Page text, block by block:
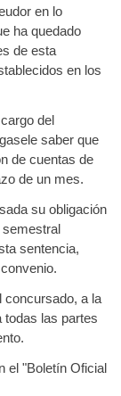
en lo
ha quedado
de esta
en los
del
saber que
de cuentas de
de un mes.
su obligación
semestral
sentencia,
concursado, a la
las partes
el "Boletín Oficial